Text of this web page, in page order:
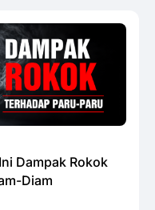
Dampak Rokok
Diam